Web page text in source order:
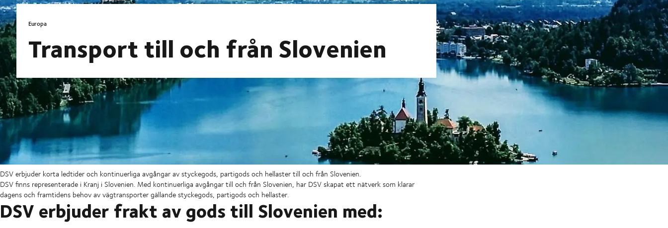
Europa
Transport till och från Slovenien
DSV erbjuder korta ledtider och kontinuerliga avgångar av styckegods, partigods och hellaster till och från Slovenien.
DSV finns representerade i Kranj i Slovenien. Med kontinuerliga avgångar till och från Slovenien, har DSV skapat ett nätverk som klarar
dagens och framtidens behov av vägtransporter gällande styckegods, partigods och hellaster.
DSV erbjuder frakt av gods till Slovenien med: